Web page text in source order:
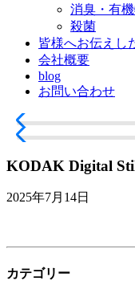
消臭・有
殺菌
皆様へお伝えし
会社概要
blog
お問い合わせ
KODAK Digital
2025年7月14日
カテゴリー